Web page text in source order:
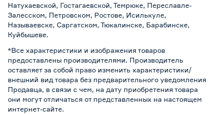
Натухаевской, Гостагаевской, Темрюке, Переславле-
Залесском, Петровском, Ростове, Исилькуле,
Называевске, Саргатском, Тюкалинске, Барабинске,
Куйбышеве.
*Все характеристики и изображения товаров
предоставлены производителями. Производитель
оставляет за собой право изменить характеристики/
внешний вид товара без предварительного уведомления
Продавца, в связи с чем, на дату приобретения товара
они могут отличаться от представленных на настоящем
интернет-сайте.